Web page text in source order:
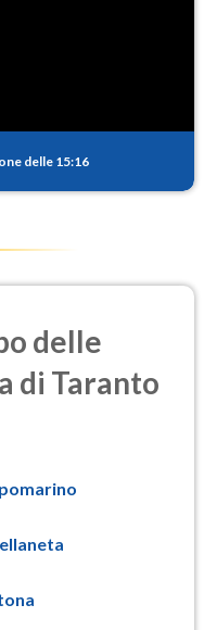
delle 15:16
delle
di Taranto